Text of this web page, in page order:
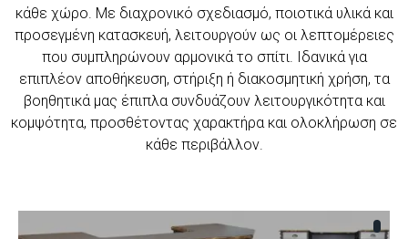
κάθε χώρο. Με διαχρονικό σχεδιασμό, ποιοτικά υλικά και
προσεγμένη κατασκευή, λειτουργούν ως οι λεπτομέρειες
που συμπληρώνουν αρμονικά το σπίτι. Ιδανικά για
επιπλέον αποθήκευση, στήριξη ή διακοσμητική χρήση, τα
βοηθητικά μας έπιπλα συνδυάζουν λειτουργικότητα και
κομψότητα, προσθέτοντας χαρακτήρα και ολοκλήρωση σε
κάθε περιβάλλον.